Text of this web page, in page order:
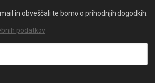
in obveščali te bomo o prihodnjih dogodkih.
podatkov